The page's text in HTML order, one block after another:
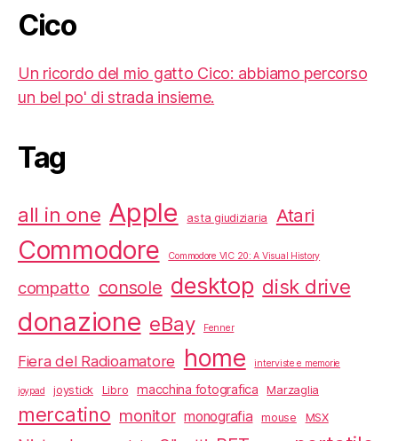
Cico
Un ricordo del mio gatto Cico: abbiamo percorso
un bel po' di strada insieme.
Tag
all in one Apple asta giudiziaria Atari
Commodore Commodore VIC 20: A Visual History
compatto console desktop disk drive
donazione eBay Fenner
Fiera del Radioamatore home interviste e memorie
joypad joystick Libro macchina fotografica Marzaglia
mercatino monitor monografia mouse MSX